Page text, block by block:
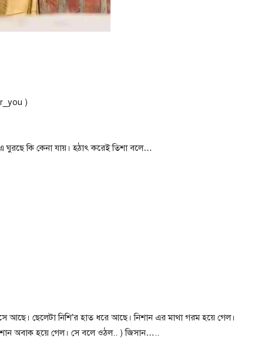
)
কি কেনা যায়। হঠাৎ করেই তিশা বলে…
আছে। ছেলেটা নিশি’র হাত ধরে আছে। নিশান এর মাথা গরম হয়ে গেল।
‌অবাক‌ হয়ে গেল। সে বলে ওঠল.. ) জিসান…..